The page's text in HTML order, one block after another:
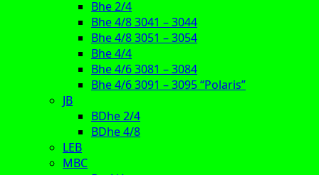
Bhe 2/4
Bhe 4/8 3041 – 3044
Bhe 4/8 3051 – 3054
Bhe 4/4
Bhe 4/6 3081 – 3084
Bhe 4/6 3091 – 3095 “Polaris”
JB
BDhe 2/4
BDhe 4/8
LEB
MBC